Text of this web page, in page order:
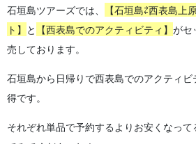
石垣島ツアーズでは、
【石垣島⇄西表島上
ト】 と 【西表島でのアクティビティ】 がセ
売しております。
石垣島から日帰りで西表島でのアクティ
得です。
それぞれ単品で予約するよりお安くなっ